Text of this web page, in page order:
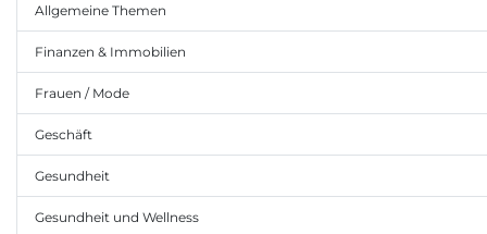
Allgemeine Themen
Finanzen & Immobilien
Frauen / Mode
Geschäft
Gesundheit
Gesundheit und Wellness